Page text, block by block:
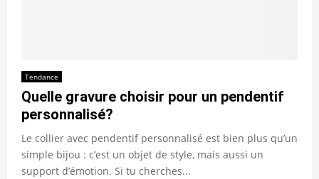
Tendance
Quelle gravure choisir pour un pendentif
personnalisé?
Le collier avec pendentif personnalisé est bien plus qu’un
simple bijou : c’est un objet de style, mais aussi un
support d’émotion. Si tu cherches...